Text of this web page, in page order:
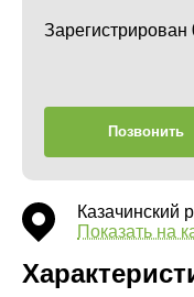
Зарегистрирован
Позвонить
Казачинский
Показать на